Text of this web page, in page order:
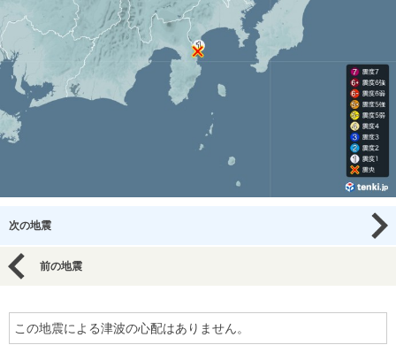
次の地震
前の地震
この地震による津波の心配はありません。